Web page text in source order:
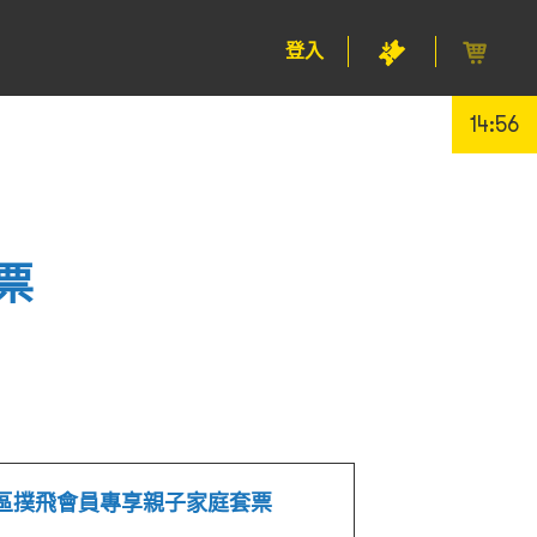
登入
14:55
撲飛會員專享親子家庭套票